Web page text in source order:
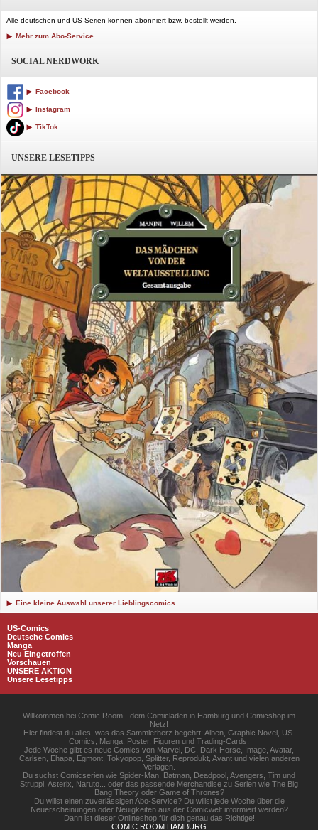
Alle deutschen und US-Serien können abonniert bzw. bestellt werden.
Mehr zum Abo-Service
SOCIAL NERDWORK
Facebook
Instagram
TikTok
UNSERE LESETIPPS
Eine kleine Auswahl unserer Lieblingscomics
US-Comics
Deutsche Comics
Manga
Neu Eingetroffen
Vorschauen
UNSERE AKTION
Unsere Lesetipps
Willkommen bei Comic Room - dem Comicladen in Hamburg und Comicshop im
Netz!
Hier findest du alles, was das Sammlerherz begehrt: Alben, Graphic Novel, US-
Comics, Manga, Poster, Figuren und Trading-Cards.
Jede Woche gibt es neue Comics von Marvel, DC, Dark Horse, Image, Avatar,
Carlsen, Ehapa, Egmont, Tokyopop, Splitter, Reprodukt, Avant und vielen anderen
Verlagen.
Du suchst Comicserien wie Spider-Man, Batman, Deadpool, Avengers, Tim und
Struppi, Asterix, Naruto... oder das passende Merchandise zu Serien wie The Big
Bang Theory oder Game of Thrones?
Du willst einen zuverlässigen Abo-Service? Du willst jede Woche über die
Neuerscheinungen oder Neuigkeiten aus der Comicwelt informiert werden?
Dann ist dieser Onlineshop für dich genau das Richtige!
COMIC ROOM HAMBURG